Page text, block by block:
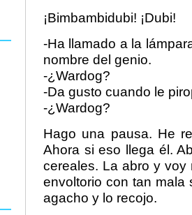
¡Bimbambidubi! ¡Dubi!
-Ha llamado a la
nombre del genio.
-¿Wardog?
-Da gusto cuando le
-¿Wardog?
Hago una pausa. He
Ahora si eso llega él.
cereales. La abro y voy
envoltorio con tan mala
agacho y lo recojo.